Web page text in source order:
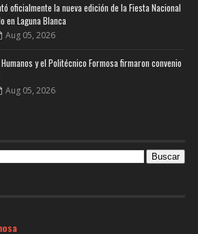
oficialmente la nueva edición de la Fiesta Nacional
en Laguna Blanca
Aug 05, 2026
y el Politécnico Formosa firmaron convenio
Aug 05, 2026